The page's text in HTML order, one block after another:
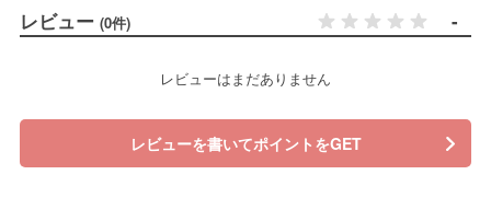
レビュー (0件) -
レビューはまだありません
レビューを書いてポイントをGET